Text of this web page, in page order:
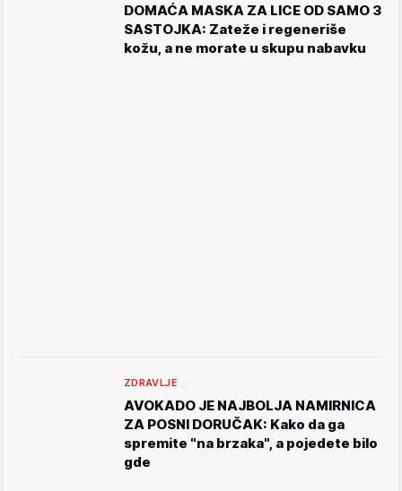
DOMAĆA MASKA ZA LICE OD SAMO 3
SASTOJKA: Zateže i regeneriše
kožu, a ne morate u skupu nabavku
ZDRAVLJE
AVOKADO JE NAJBOLJA NAMIRNICA
ZA POSNI DORUČAK: Kako da ga
spremite "na brzaka", a pojedete bilo
gde